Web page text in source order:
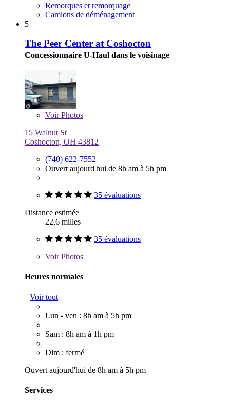
Remorques et remorquage
Camions de déménagement
5
The Peer Center at Coshocton
Concessionnaire U-Haul dans le voisinage
VoirPhotos
15 Walnut St
Coshocton, OH 43812
(740) 622-7552
Ouvert aujourd'hui de 8h am à 5h pm
35 évaluations
Distance estimée
22,6 milles
35 évaluations
VoirPhotos
Heures normales
Voir tout
Lun - ven : 8h am à 5h pm
Sam : 8h am à 1h pm
Dim : fermé
Ouvert aujourd'hui de 8h am à 5h pm
Services